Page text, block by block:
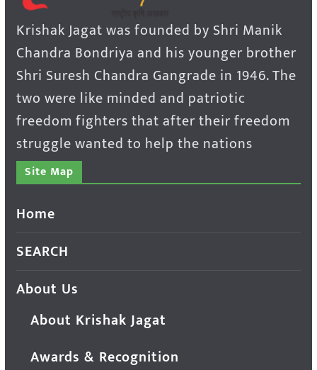
Krishak Jagat was founded by Shri Manik
Chandra Bondriya and his younger brother
Shri Suresh Chandra Gangrade in 1946. The
two were like minded and patriotic
freedom fighters that after their freedom
struggle wanted to help the nations
Site Map
Home
SEARCH
About Us
About Krishak Jagat
Awards & Recognition